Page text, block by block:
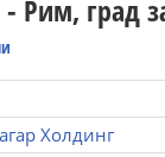
Рим, град
Холдинг